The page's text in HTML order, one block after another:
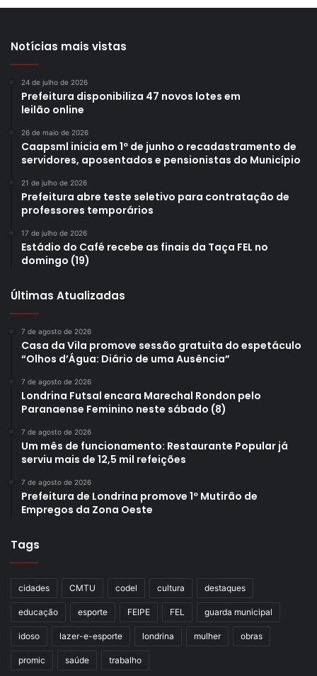
Notícias mais vistas
24 de julho de 2026
Prefeitura disponibiliza 47 novos lotes em
leilão online
26 de maio de 2026
Caapsml inicia em 1º de junho o recadastramento de
servidores, aposentados e pensionistas do Município
21 de julho de 2026
Prefeitura abre teste seletivo para contratação de
professores temporários
17 de julho de 2026
Estádio do Café recebe as finais da Taça FEL no
domingo (19)
Últimas Atualizadas
7 de agosto de 2026
Casa da Vila promove sessão gratuita do espetáculo
“Olhos d’Água: Diário de uma Ausência”
7 de agosto de 2026
Londrina Futsal encara Marechal Rondon pelo
Paranaense Feminino neste sábado (8)
7 de agosto de 2026
Um mês de funcionamento: Restaurante Popular já
serviu mais de 12,5 mil refeições
7 de agosto de 2026
Prefeitura de Londrina promove 1º Mutirão de
Empregos da Zona Oeste
Tags
cidades CMTU codel cultura destaques
educação esporte FEIPE FEL guarda municipal
idoso lazer-e-esporte londrina mulher obras
promic saúde trabalho